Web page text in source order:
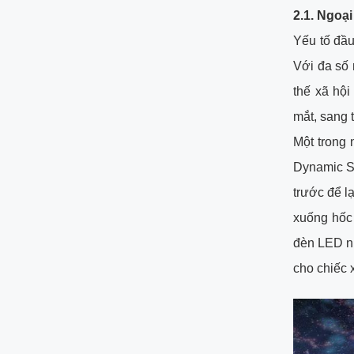
2.1.
Yếu tố
Với đa số
thế xã
mắt, sang
Một trong
Dynamic
trước để
xuống
đèn LED
cho chiếc